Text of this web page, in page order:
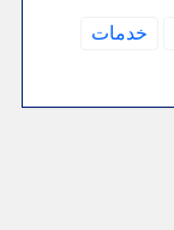
خدمات